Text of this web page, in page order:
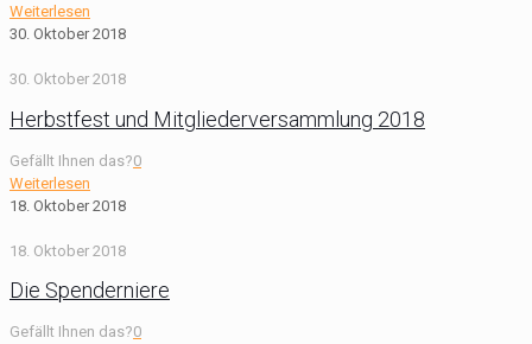
Weiterlesen
30. Oktober 2018
30. Oktober 2018
Herbstfest und Mitgliederversammlung 2018
Gefällt Ihnen das?0
Weiterlesen
18. Oktober 2018
18. Oktober 2018
Die Spenderniere
Gefällt Ihnen das?0